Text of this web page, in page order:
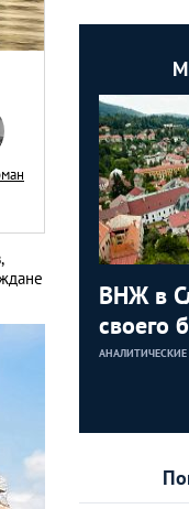
ВНЖ в
своего
для
АНАЛИТИЧЕСКИЕ
в
для